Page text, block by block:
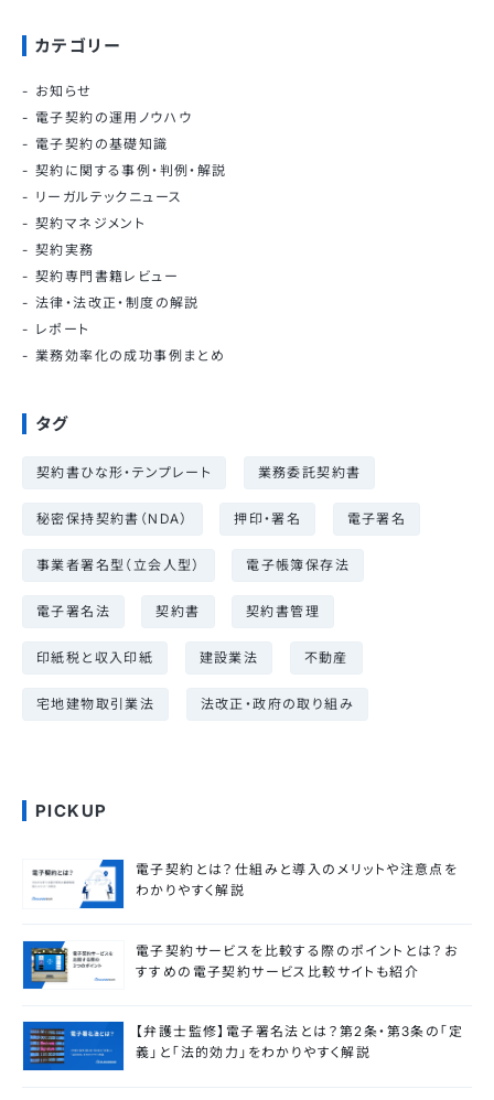
カテゴリー
お知らせ
電子契約の運用ノウハウ
電子契約の基礎知識
契約に関する事例・判例・解説
リーガルテックニュース
契約マネジメント
契約実務
契約専門書籍レビュー
法律・法改正・制度の解説
レポート
業務効率化の成功事例まとめ
タグ
契約書ひな形・テンプレート 業務委託契約書
秘密保持契約書（NDA） 押印・署名 電子署名
事業者署名型（立会人型） 電子帳簿保存法
電子署名法 契約書 契約書管理
印紙税と収入印紙 建設業法 不動産
宅地建物取引業法 法改正・政府の取り組み
PICKUP
電子契約とは？仕組みと導入のメリットや注意点を
わかりやすく解説
電子契約サービスを比較する際のポイントとは？お
すすめの電子契約サービス比較サイトも紹介
【弁護士監修】電子署名法とは？第2条・第3条の「定
義」と「法的効力」をわかりやすく解説